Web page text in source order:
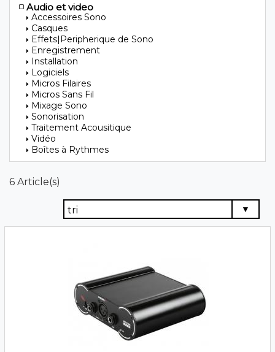
Audio et video
Accessoires Sono
Casques
Effets|Peripherique de Sono
Enregistrement
Installation
Logiciels
Micros Filaires
Micros Sans Fil
Mixage Sono
Sonorisation
Traitement Acousitique
Vidéo
Boîtes à Rythmes
6 Article(s)